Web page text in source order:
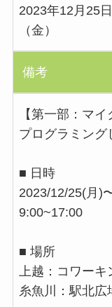
2023年12月25
（金）
備考
【第一部：マ
プログラミング
■ 日時
2023/12/25(月)
9:00~17:00
■ 場所
上越：コワー
糸魚川：駅北広